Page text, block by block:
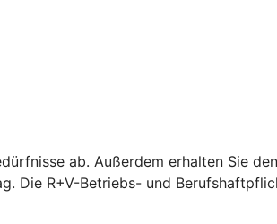
ab. Außerdem erhalten Sie
Die R+V-Betriebs- und